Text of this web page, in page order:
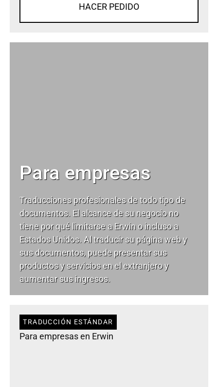
HACER PEDIDO
Para empresas
Traducciones profesionales de todo tipo de
documentos. El alcance de su negocio no
tiene por qué limitarse a Erwin o incluso a
Estados Unidos. Al traducir su página web y
sus documentos, puede presentar sus
productos y servicios en el extranjero y
aumentar sus ingresos.
TRADUCCIÓN ESTÁNDAR
Para empresas en Erwin